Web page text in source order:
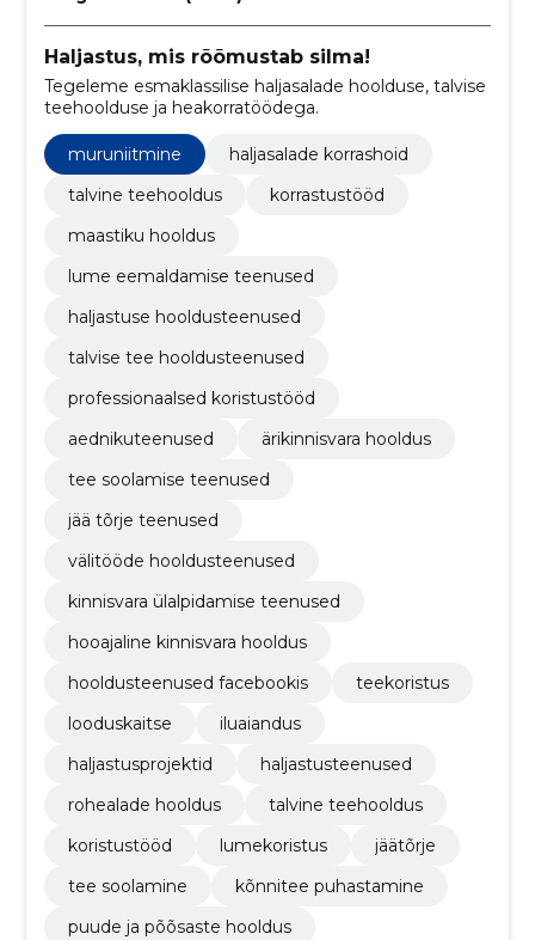
Haljastus, mis rõõmustab silma!
Tegeleme esmaklassilise haljasalade hoolduse, talvise
teehoolduse ja heakorratöödega.
muruniitmine
haljasalade korrashoid
talvine teehooldus
korrastustööd
maastiku hooldus
lume eemaldamise teenused
haljastuse hooldusteenused
talvise tee hooldusteenused
professionaalsed koristustööd
aednikuteenused
ärikinnisvara hooldus
tee soolamise teenused
jää tõrje teenused
välitööde hooldusteenused
kinnisvara ülalpidamise teenused
hooajaline kinnisvara hooldus
hooldusteenused facebookis
teekoristus
looduskaitse
iluaiandus
haljastusprojektid
haljastusteenused
rohealade hooldus
talvine teehooldus
koristustööd
lumekoristus
jäätõrje
tee soolamine
kõnnitee puhastamine
puude ja põõsaste hooldus